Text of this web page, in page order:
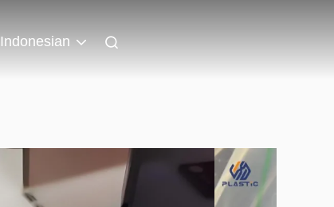
Indonesian